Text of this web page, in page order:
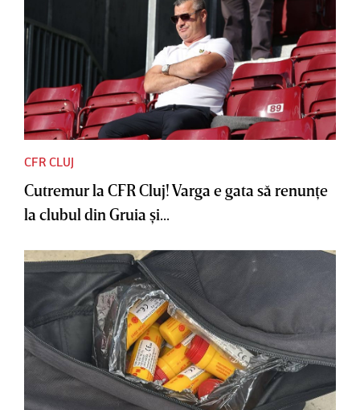
CFR CLUJ
Cutremur la CFR Cluj! Varga e gata să renunţe
la clubul din Gruia şi...